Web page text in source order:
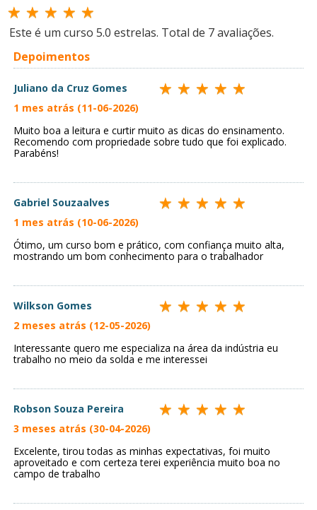
Este é um curso 5.0 estrelas. Total de 7avaliações.
Depoimentos
Juliano da Cruz Gomes
1 mes atrás (11-06-2026)
Muito boa a leitura e curtir muito as dicas do ensinamento.
Recomendo com propriedade sobre tudo que foi explicado.
Parabéns!
Gabriel Souzaalves
1 mes atrás (10-06-2026)
Ótimo, um curso bom e prático, com confiança muito alta,
mostrando um bom conhecimento para o trabalhador
Wilkson Gomes
2 meses atrás (12-05-2026)
Interessante quero me especializa na área da indústria eu
trabalho no meio da solda e me interessei
Robson Souza Pereira
3 meses atrás (30-04-2026)
Excelente, tirou todas as minhas expectativas, foi muito
aproveitado e com certeza terei experiência muito boa no
campo de trabalho